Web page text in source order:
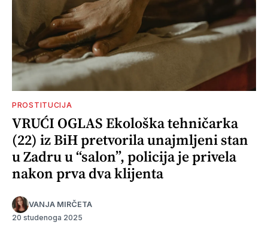
PROSTITUCIJA
VRUĆI OGLAS Ekološka tehničarka
(22) iz BiH pretvorila unajmljeni stan
u Zadru u “salon”, policija je privela
nakon prva dva klijenta
VANJA MIRČETA
20 studenoga 2025